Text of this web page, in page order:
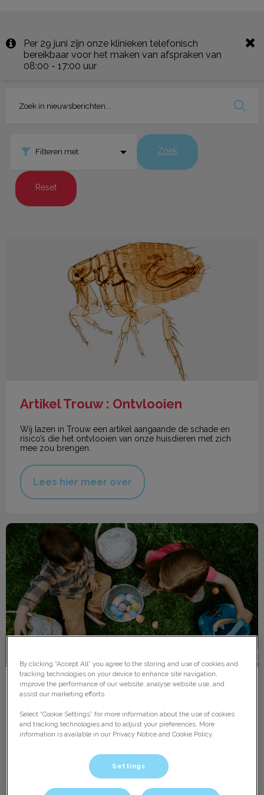
Per 29 juni zijn onze klinieken telefonisch
bereikbaar voor het maken van afspraken van
08:00 - 17:00 uur
Filteren met Zoek
Reset
Artikel Trouw : Ontvlooien
Wij lazen in Trouw een artikel aangaande de schade en
risico’s die het ontvlooien van onze huisdieren met zich
mee zou brengen.
Lees hier meer over
Paaschocolade en huisdieren
Paaschocolade en huisdieren
Pasen lijkt nog ver weg, maar de schappen liggen alweer
vol met chocolade-eitjes.
Lees hier meer over
By clicking “Accept All” you agree to the storing and use of cookies and
tracking technologies on your device to enhance site navigation,
improve the performance of our website, analyse website use, and
assist our marketing efforts.
Select “Cookie Settings” for more information about the use of cookies
and tracking technologies and to adjust your preferences. More
information is available in our Privacy Notice and Cookie Policy.
Settings